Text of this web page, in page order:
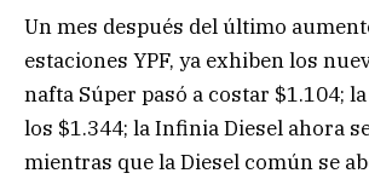
Un mes después del último
estaciones YPF, ya exhiben los
nafta Súper pasó a costar $1.104;
los $1.344; la Infinia Diesel ahora
mientras que la Diesel común se